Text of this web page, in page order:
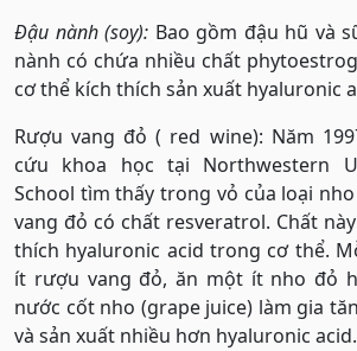
Đậu nành (soy): Bao gồm đậu hũ và
nành có chứa nhiều chất
cơ thể kích thích sản xuất hyaluronic
Rượu vang đỏ ( red wine): Năm
cứu khoa học tại Northwestern
School tìm thấy trong vỏ của loại
vang đỏ có chất resveratrol. Chất
thích hyaluronic acid trong cơ thể.
ít rượu vang đỏ, ăn một ít nho đỏ
nước cốt nho (grape juice) làm gia
và sản xuất nhiều hơn hyaluronic acid.